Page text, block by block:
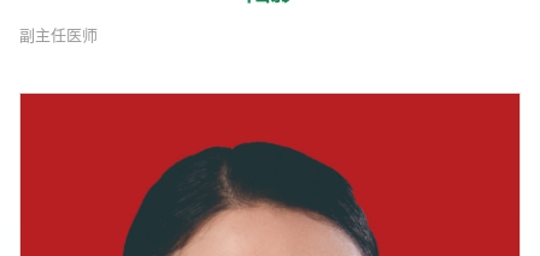
副主任医师